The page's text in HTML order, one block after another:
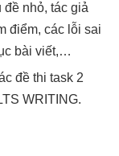
đề nhỏ, tác giả
điểm, các lỗi sai
bài viết,…
đề thi task 2
WRITING.